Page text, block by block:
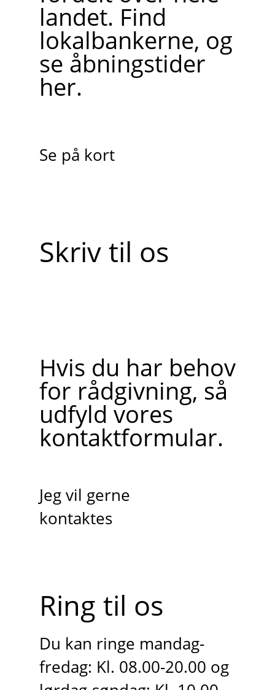
landet. Find
lokalbankerne, og
se åbningstider
her.
Se på kort
Skriv til os
Hvis du har behov
for rådgivning, så
udfyld vores
kontaktformular.
Jeg vil gerne
kontaktes
Ring til os
Du kan ringe mandag-
fredag: Kl. 08.00-20.00 og